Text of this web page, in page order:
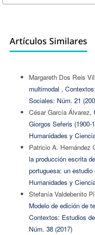
Artículos Similares
Margareth Dos Reis
multimodal ,
Sociales: Núm. 21
César García Álvarez,
Giorgos Seferis (1900-
Humanidades y
Patricio A. Hernández
la producción escrita
portuguesa: un
Humanidades y
Stefanía Valdebenito
Modelo de edición de
Contextos: Estudios
Núm. 38 (2017)